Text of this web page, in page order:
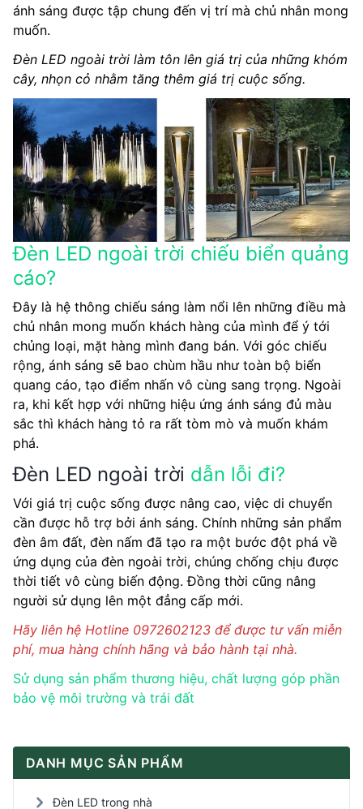
ánh sáng được tập chung đến vị trí mà chủ nhân mong
muốn.
Đèn LED ngoài trời làm tôn lên giá trị của những khóm
cây, nhọn cỏ nhằm tăng thêm giá trị cuộc sống.
Đèn LED ngoài trời chiếu biển quảng
cáo?
Đây là hệ thông chiếu sáng làm nổi lên những điều mà
chủ nhân mong muốn khách hàng của mình để ý tới
chủng loại, mặt hàng mình đang bán. Với góc chiếu
rộng, ánh sáng sẽ bao chùm hầu như toàn bộ biển
quang cáo, tạo điểm nhấn vô cùng sang trọng. Ngoài
ra, khi kết hợp với những hiệu ứng ánh sáng đủ màu
sắc thì khách hàng tỏ ra rất tòm mò và muốn khám
phá.
Đèn LED ngoài trời dẫn lỗi đi?
Với giá trị cuộc sống được nâng cao, việc di chuyển
cần được hỗ trợ bởi ánh sáng. Chính những sản phẩm
đèn âm đất, đèn nấm đã tạo ra một bước đột phá về
ứng dụng của đèn ngoài trời, chúng chống chịu được
thời tiết vô cùng biến động. Đồng thời cũng nâng
người sử dụng lên một đẳng cấp mới.
Hãy liên hệ Hotline 0972602123 để được tư vấn miễn
phí, mua hàng chính hãng và bảo hành tại nhà.
Sử dụng sản phẩm thương hiệu, chất lượng góp phần
bảo vệ môi trường và trái đất
DANH MỤC SẢN PHẨM
Đèn LED trong nhà